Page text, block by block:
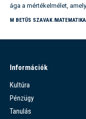
ága a mértékelmélet,
M BETŰS SZAVAK MATEMATIKA
Információk
Kultúra
Pénzügy
Tanulás